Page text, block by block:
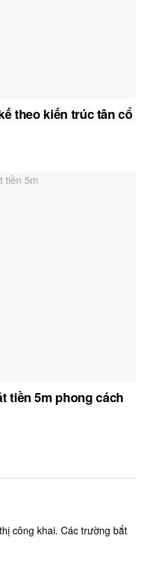
theo kiến trúc tân cổ
tiền 5m phong cách
công khai. Các trường bắt